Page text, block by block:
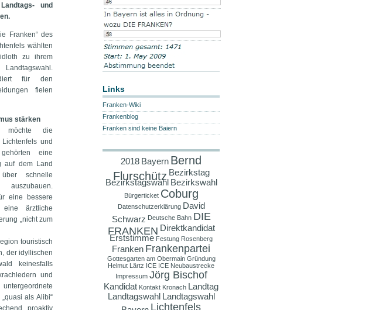
und
Franken“ des
wählten
zu ihrem
für den
fielen
stärken
möchte die
und
eine
auf dem Land
schnelle
eine bessere
ärztliche
„nicht zum
touristisch
der idyllischen
keinesfalls
und
als Alibi“
„proaktiv
Links
Franken-Wiki
Frankenblog
Franken sind keine Baiern
2018 Bayern Bernd
Flurschütz Bezirkstag
Bezirkstagswahl Bezirkswahl
Bürgerticket Coburg
Datenschutzerklärung David
Schwarz Deutsche Bahn DIE
FRANKEN Direktkandidat
Erststimme Festung Rosenberg
Franken Frankenpartei
Gottesgarten am Obermain Gründung
Helmut Lärtz ICE ICE Neubaustrecke
Impressum Jörg Bischof
Kandidat Kontakt Kronach Landtag
Landtagswahl Landtagswahl
Bayern Lichtenfels